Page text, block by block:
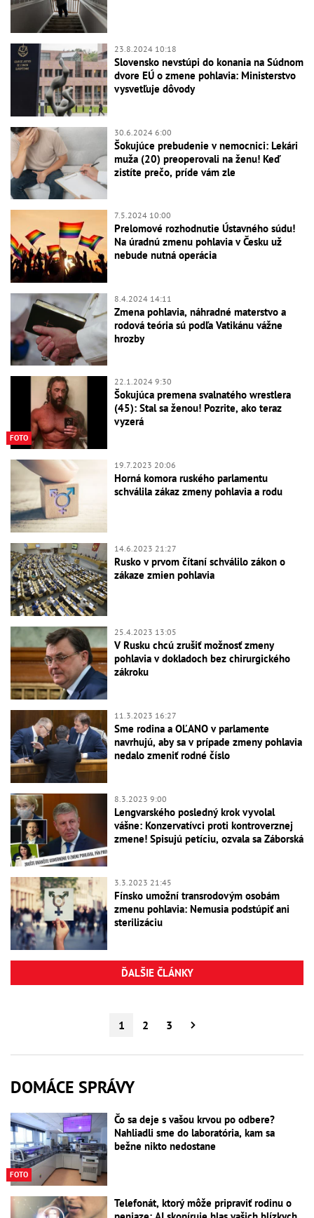
23.8.2024 10:18
Slovensko nevstúpi do konania na Súdnom
dvore EÚ o zmene pohlavia: Ministerstvo
vysvetľuje dôvody
30.6.2024 6:00
Šokujúce prebudenie v nemocnici: Lekári
muža (20) preoperovali na ženu! Keď
zistíte prečo, príde vám zle
7.5.2024 10:00
Prelomové rozhodnutie Ústavného súdu!
Na úradnú zmenu pohlavia v Česku už
nebude nutná operácia
8.4.2024 14:11
Zmena pohlavia, náhradné materstvo a
rodová teória sú podľa Vatikánu vážne
hrozby
FOTO
22.1.2024 9:30
Šokujúca premena svalnatého wrestlera
(45): Stal sa ženou! Pozrite, ako teraz
vyzerá
19.7.2023 20:06
Horná komora ruského parlamentu
schválila zákaz zmeny pohlavia a rodu
14.6.2023 21:27
Rusko v prvom čítaní schválilo zákon o
zákaze zmien pohlavia
25.4.2023 13:05
V Rusku chcú zrušiť možnosť zmeny
pohlavia v dokladoch bez chirurgického
zákroku
11.3.2023 16:27
Sme rodina a OĽANO v parlamente
navrhujú, aby sa v prípade zmeny pohlavia
nedalo zmeniť rodné číslo
8.3.2023 9:00
Lengvarského posledný krok vyvolal
vášne: Konzervatívci proti kontroverznej
zmene! Spisujú petíciu, ozvala sa Záborská
3.3.2023 21:45
Fínsko umožní transrodovým osobám
zmenu pohlavia: Nemusia podstúpiť ani
sterilizáciu
ĎALŠIE ČLÁNKY
1 2 3
DOMÁCE SPRÁVY
FOTO
Čo sa deje s vašou krvou po odbere?
Nahliadli sme do laboratória, kam sa
bežne nikto nedostane
Telefonát, ktorý môže pripraviť rodinu o